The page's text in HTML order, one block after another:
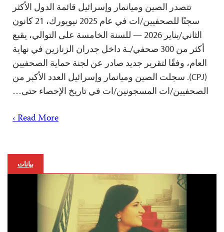
تتصدر الصين وميانمار وإسرائيل قائمة الدول الأكثر
سجنًا للصحفيين/ات في عام 2025 نيويورك، 21 كانون
الثاني/يناير 2026 — للسنة الخامسة على التوالي، يقبع
أكثر من 300 صحفي/ـة داخل جدران الزنازين في نهاية
العام، وفقًا لتقرير جديد صادر عن لجنة حماية الصحفيين
(CPJ). سجلت الصين وميانمار وإسرائيل العدد الأكبر من
الصحفيين/ات المسجونين/ات في تاريخ الإحصاء حتى…
Read More ›
بيانات